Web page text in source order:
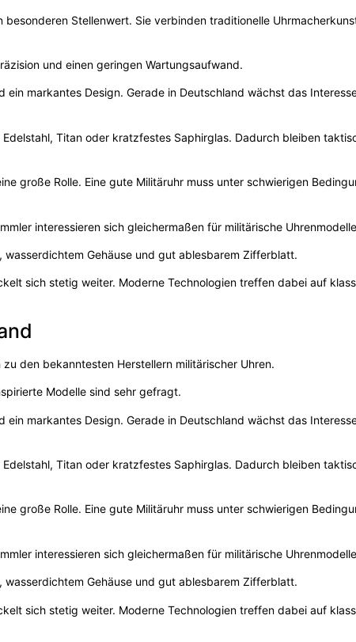
Stellenwert. Sie verbinden traditionelle
und einen geringen Wartungsaufwand.
markantes Design. Gerade in Deutschland wächst das
Titan oder kratzfestes Saphirglas. Dadurch bleiben
große Rolle. Eine gute Militäruhr muss unter schwierigen
interessieren sich gleichermaßen für militärische
Gehäuse und gut ablesbarem Zifferblatt.
sich stetig weiter. Moderne Technologien treffen dabei auf
den bekanntesten Herstellern militärischer Uhren.
Modelle sind sehr gefragt.
markantes Design. Gerade in Deutschland wächst das
Titan oder kratzfestes Saphirglas. Dadurch bleiben
große Rolle. Eine gute Militäruhr muss unter schwierigen
interessieren sich gleichermaßen für militärische
Gehäuse und gut ablesbarem Zifferblatt.
sich stetig weiter. Moderne Technologien treffen dabei auf